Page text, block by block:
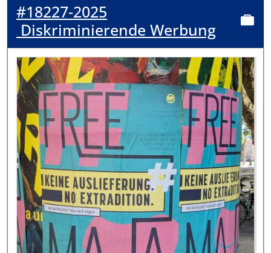
#18227-2025
Diskriminierende Werbung